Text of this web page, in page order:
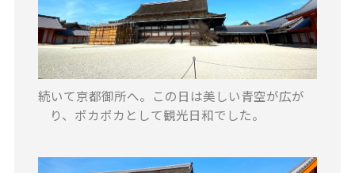
続いて京都御所へ。この日は美しい青空が広が
り、ポカポカとして観光日和でした。